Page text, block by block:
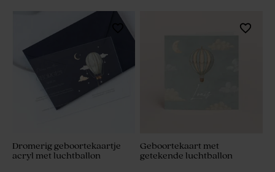
Dromerig geboortekaartje
acryl met luchtballon
Geboortekaart met
getekende luchtballon